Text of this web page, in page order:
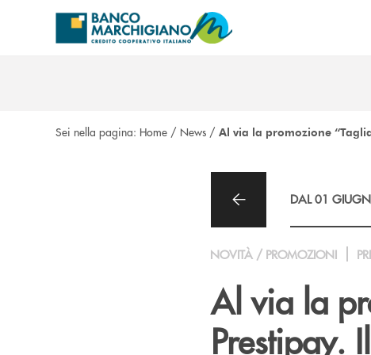
Salta al contenuto principale
Sei nella pagina: Home / News / Al via la promozione
DAL 01
NOVITÀ / PROMOZIONI
Al via la
Prestipay.